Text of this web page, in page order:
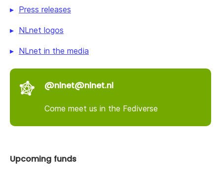
Press releases
NLnet logos
NLnet in the media
@nlnet@nlnet.nl
Come meet us in the Fediverse
Upcoming funds